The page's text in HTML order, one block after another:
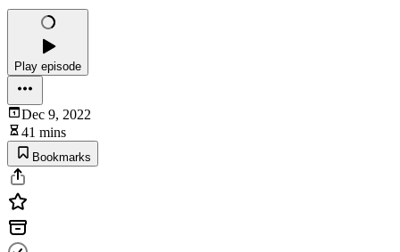
Play episode
Dec 9, 2022
41 mins
Bookmarks